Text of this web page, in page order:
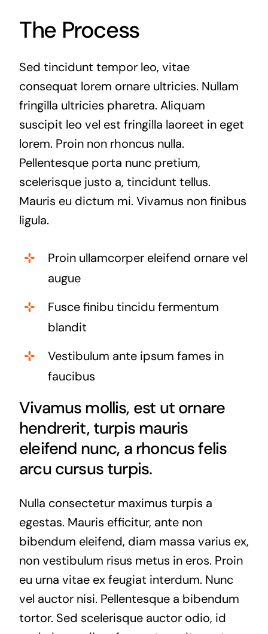
The Process
Sed tincidunt tempor leo, vitae
consequat lorem ornare ultricies. Nullam
fringilla ultricies pharetra. Aliquam
suscipit leo vel est fringilla laoreet in eget
lorem. Proin non rhoncus nulla.
Pellentesque porta nunc pretium,
scelerisque justo a, tincidunt tellus.
Mauris eu dictum mi. Vivamus non finibus
ligula.
Proin ullamcorper eleifend ornare vel
augue
Fusce finibu tincidu fermentum
blandit
Vestibulum ante ipsum fames in
faucibus
Vivamus mollis, est ut ornare
hendrerit, turpis mauris
eleifend nunc, a rhoncus felis
arcu cursus turpis.
Nulla consectetur maximus turpis a
egestas. Mauris efficitur, ante non
bibendum eleifend, diam massa varius ex,
non vestibulum risus metus in eros. Proin
eu urna vitae ex feugiat interdum. Nunc
vel auctor nisi. Pellentesque a bibendum
tortor. Sed scelerisque auctor odio, id